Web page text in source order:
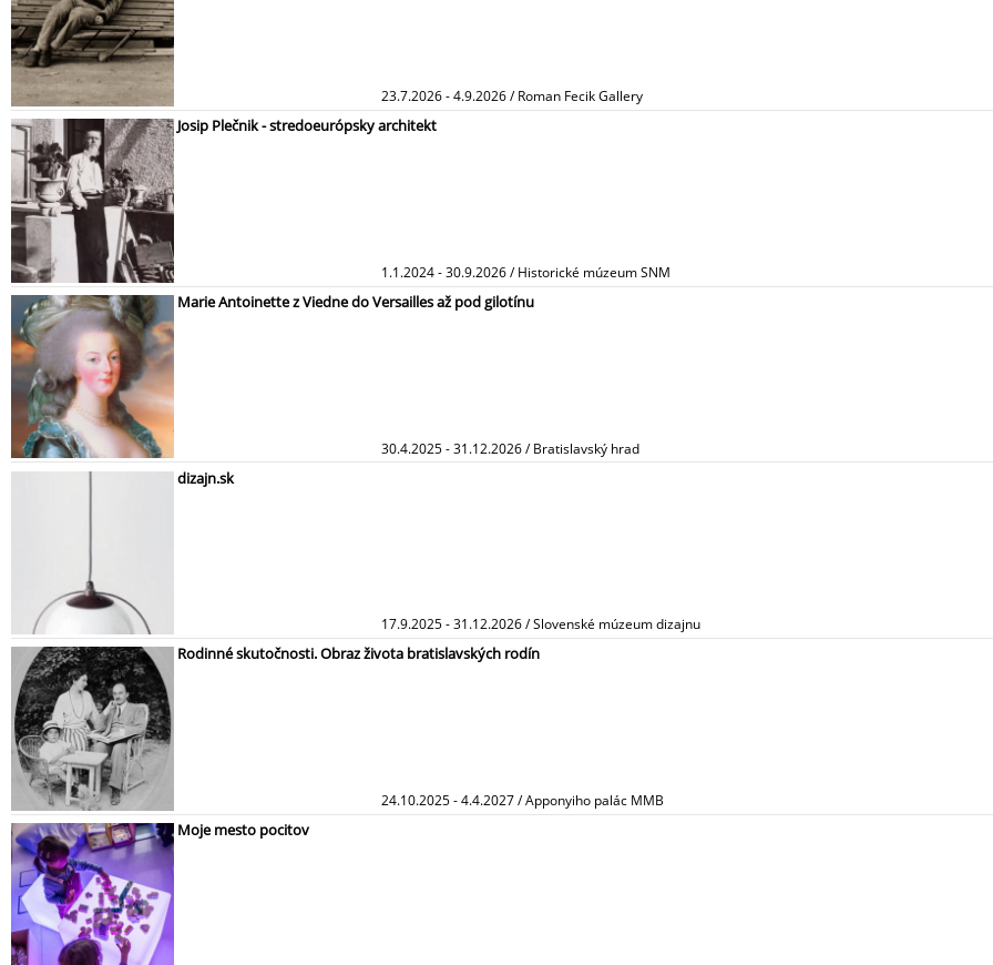
23.7.2026 - 4.9.2026 / Roman Fecik Gallery
Josip Plečnik - stredoeurópsky architekt
1.1.2024 - 30.9.2026 / Historické múzeum SNM
Marie Antoinette z Viedne do Versailles až pod gilotínu
30.4.2025 - 31.12.2026 / Bratislavský hrad
dizajn.sk
17.9.2025 - 31.12.2026 / Slovenské múzeum dizajnu
Rodinné skutočnosti. Obraz života bratislavských rodín
24.10.2025 - 4.4.2027 / Apponyiho palác MMB
Moje mesto pocitov